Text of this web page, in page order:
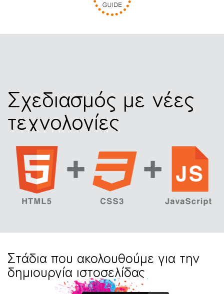
Σχεδιασμός με νέες
τεχνολογίες
Στάδια που ακολουθούμε για την
δημιουργία ιστοσελίδας